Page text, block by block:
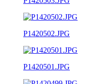
P1420502.JPG
P1420501.JPG